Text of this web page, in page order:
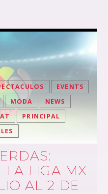
EVENTS
MODA
NEWS
PRINCIPAL
LA LIGA MX
AL 2 DE